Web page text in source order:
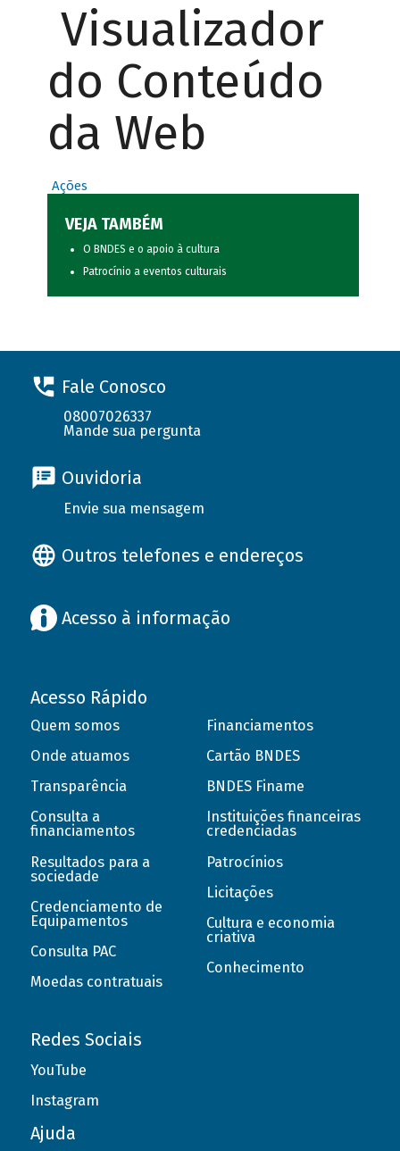
Visualizador
do Conteúdo
da Web
Ações
VEJA TAMBÉM
O BNDES e o apoio à cultura
Patrocínio a eventos culturais
Fale Conosco
08007026337
Mande sua pergunta
Ouvidoria
Envie sua mensagem
Outros telefones e endereços
Acesso à informação
Acesso Rápido
Quem somos
Onde atuamos
Transparência
Consulta a
financiamentos
Resultados para a
sociedade
Credenciamento de
Equipamentos
Consulta PAC
Moedas contratuais
Financiamentos
Cartão BNDES
BNDES Finame
Instituições financeiras
credenciadas
Patrocínios
Licitações
Cultura e economia
criativa
Conhecimento
Redes Sociais
YouTube
Instagram
Ajuda